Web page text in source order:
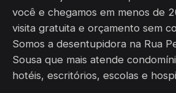
você e chegamos em menos de
visita gratuita e orçamento sem
Somos a desentupidora na Rua
Sousa que mais atende
hotéis, escritórios, escolas e